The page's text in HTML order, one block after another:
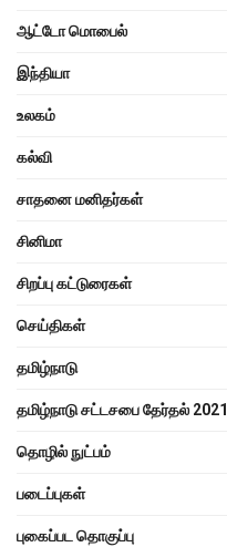
ஆட்டோ மொபைல்
இந்தியா
உலகம்
கல்வி
சாதனை மனிதர்கள்
சினிமா
சிறப்பு கட்டுரைகள்
செய்திகள்
தமிழ்நாடு
தமிழ்நாடு சட்டசபை தேர்தல் 2021
தொழில் நுட்பம்
படைப்புகள்
புகைப்பட தொகுப்பு